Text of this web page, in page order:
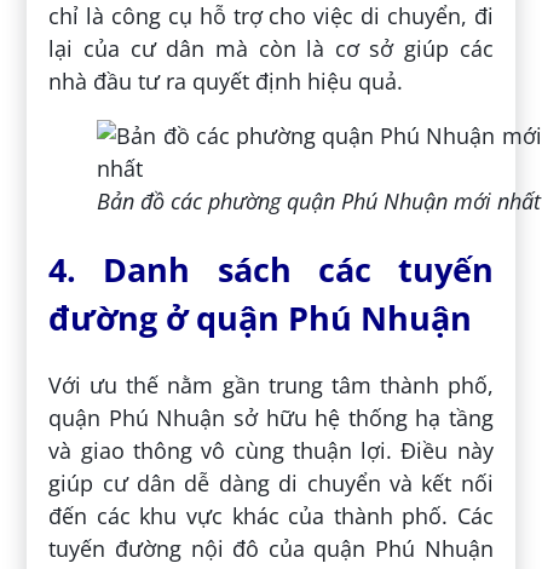
chỉ là công cụ hỗ trợ cho việc di chuyển, đi
lại của cư dân mà còn là cơ sở giúp các
nhà đầu tư ra quyết định hiệu quả.
Bản đồ các phường quận Phú Nhuận mới nhất
4. Danh sách các tuyến
đường ở quận Phú Nhuận
Với ưu thế nằm gần trung tâm thành phố,
quận Phú Nhuận sở hữu hệ thống hạ tầng
và giao thông vô cùng thuận lợi. Điều này
giúp cư dân dễ dàng di chuyển và kết nối
đến các khu vực khác của thành phố. Các
tuyến đường nội đô của quận Phú Nhuận